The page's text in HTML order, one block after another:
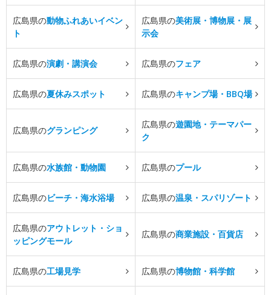
広島県の動物ふれあいイベン
ト
広島県の美術展・博物展・展
示会
広島県の演劇・講演会 広島県のフェア
広島県の夏休みスポット 広島県のキャンプ場・BBQ場
広島県のグランピング
広島県の遊園地・テーマパー
ク
広島県の水族館・動物園 広島県のプール
広島県のビーチ・海水浴場 広島県の温泉・スパリゾート
広島県のアウトレット・ショ
ッピングモール
広島県の商業施設・百貨店
広島県の工場見学 広島県の博物館・科学館